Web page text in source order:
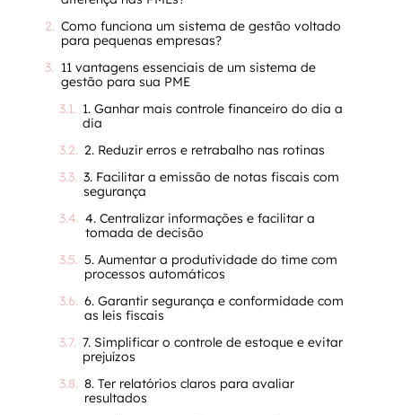
Como funciona um sistema de gestão voltado
para pequenas empresas?
11 vantagens essenciais de um sistema de
gestão para sua PME
1. Ganhar mais controle financeiro do dia a
dia
2. Reduzir erros e retrabalho nas rotinas
3. Facilitar a emissão de notas fiscais com
segurança
4. Centralizar informações e facilitar a
tomada de decisão
5. Aumentar a produtividade do time com
processos automáticos
6. Garantir segurança e conformidade com
as leis fiscais
7. Simplificar o controle de estoque e evitar
prejuízos
8. Ter relatórios claros para avaliar
resultados